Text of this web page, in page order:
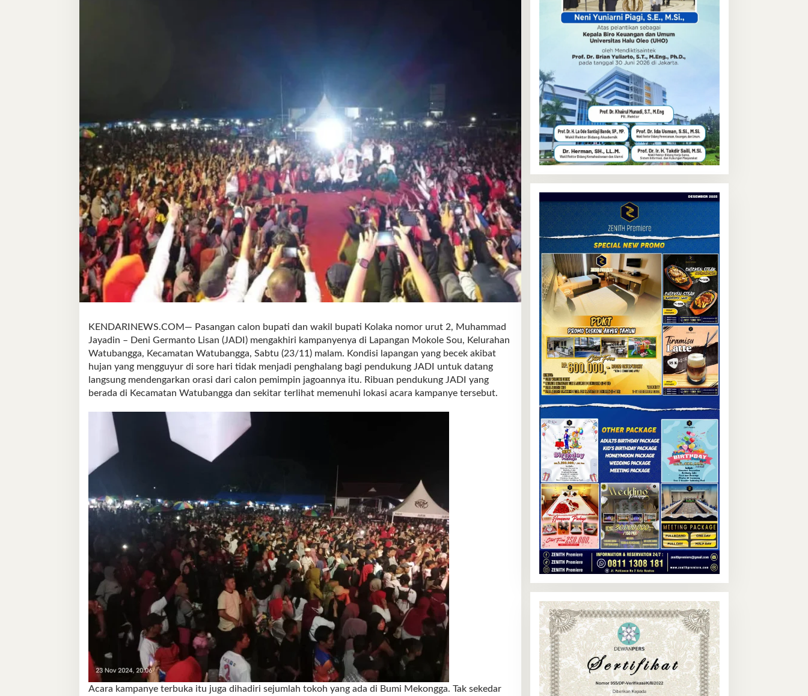
KENDARINEWS.COM— Pasangan calon bupati dan wakil bupati Kolaka nomor urut 2, Muhammad
Jayadin – Deni Germanto Lisan (JADI) mengakhiri kampanyenya di Lapangan Mokole Sou, Kelurahan
Watubangga, Kecamatan Watubangga, Sabtu (23/11) malam. Kondisi lapangan yang becek akibat
hujan yang mengguyur di sore hari tidak menjadi penghalang bagi pendukung JADI untuk datang
langsung mendengarkan orasi dari calon pemimpin jagoannya itu. Ribuan pendukung JADI yang
berada di Kecamatan Watubangga dan sekitar terlihat memenuhi lokasi acara kampanye tersebut.
Acara kampanye terbuka itu juga dihadiri sejumlah tokoh yang ada di Bumi Mekongga. Tak sekedar